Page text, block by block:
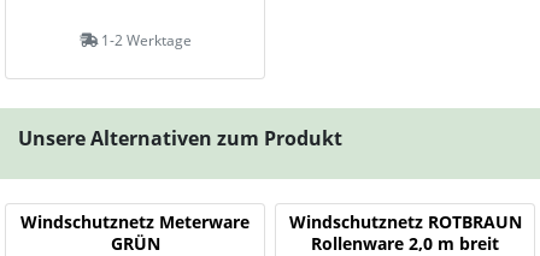
1-2 Werktage
Unsere Alternativen zum Produkt
Windschutznetz Meterware
GRÜN
Windschutznetz ROTBRAUN
Rollenware 2,0 m breit